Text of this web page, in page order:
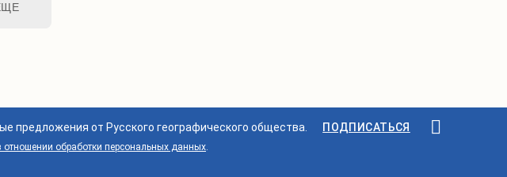
предложения от Русского географического общества. ПОДПИСАТЬСЯ
отношении обработки персональных данных.